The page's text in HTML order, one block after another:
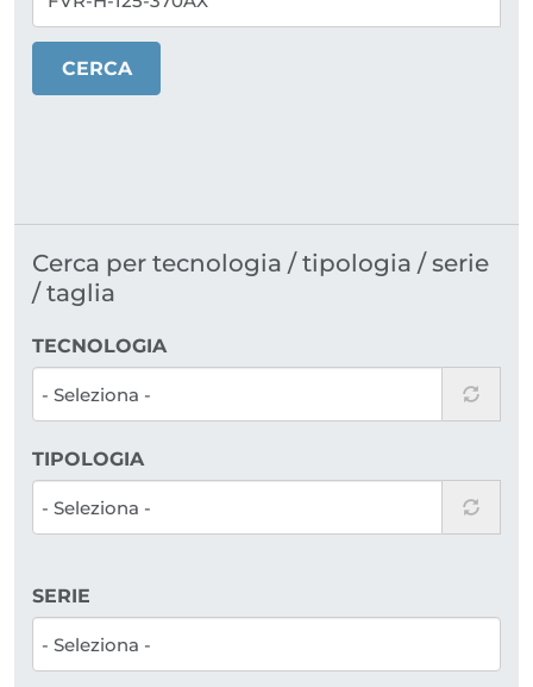
CERCA
Cerca per tecnologia / tipologia / serie
/ taglia
TECNOLOGIA
TIPOLOGIA
SERIE